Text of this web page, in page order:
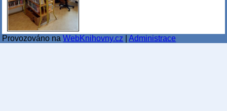
Provozováno naWebKnihovny.cz |Administrace